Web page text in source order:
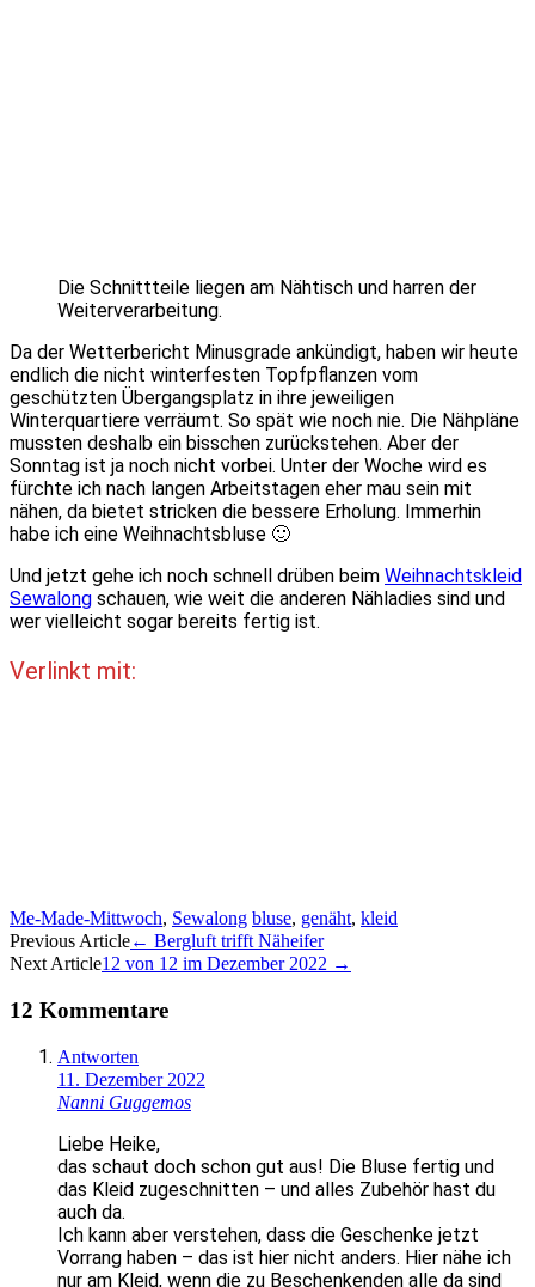
Die Schnittteile liegen am Nähtisch und harren der
Weiterverarbeitung.
Da der Wetterbericht Minusgrade ankündigt, haben wir heute
endlich die nicht winterfesten Topfpflanzen vom
geschützten Übergangsplatz in ihre jeweiligen
Winterquartiere verräumt. So spät wie noch nie. Die Nähpläne
mussten deshalb ein bisschen zurückstehen. Aber der
Sonntag ist ja noch nicht vorbei. Unter der Woche wird es
fürchte ich nach langen Arbeitstagen eher mau sein mit
nähen, da bietet stricken die bessere Erholung. Immerhin
habe ich eine Weihnachtsbluse 🙂
Und jetzt gehe ich noch schnell drüben beim Weihnachtskleid
Sewalong schauen, wie weit die anderen Nähladies sind und
wer vielleicht sogar bereits fertig ist.
Verlinkt mit:
Me-Made-Mittwoch, Sewalong bluse, genäht, kleid
Artikel-
Navigation
Previous Article← Bergluft trifft Näheifer
Next Article12 von 12 im Dezember 2022 →
12 Kommentare
Antworten
11. Dezember 2022
Nanni Guggemos
Liebe Heike,
das schaut doch schon gut aus! Die Bluse fertig und
das Kleid zugeschnitten – und alles Zubehör hast du
auch da.
Ich kann aber verstehen, dass die Geschenke jetzt
Vorrang haben – das ist hier nicht anders. Hier nähe ich
nur am Kleid, wenn die zu Beschenkenden alle da sind